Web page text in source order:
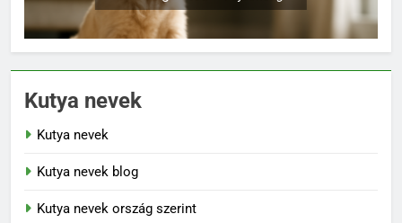
Kutya nevek
Kutya nevek
Kutya nevek blog
Kutya nevek ország szerint